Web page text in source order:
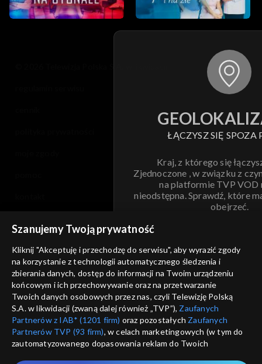
ŁĄCZYSZ SIĘ SPOZA
Kraj, z którego się
Zjednoczone , w związku z
na platformie TVP VOD
nieodstępna. Sprawdź, które
obejrzeć.
ANULUJ
informacje o dostawcy usług
Szanujemy Twoją prywatność
Kliknij "Akceptuję i przechodzę do serwisu", aby wyrazić zgody
na korzystanie z technologii automatycznego śledzenia i
zbierania danych, dostęp do informacji na Twoim urządzeniu
końcowym i ich przechowywanie oraz na przetwarzanie
Twoich danych osobowych przez nas, czyli Telewizję Polską
S.A. w likwidacji (zwaną dalej również „TVP”), Zaufanych
Partnerów z IAB* (1201 firm) oraz pozostałych Zaufanych
Partnerów TVP (93 firm), w celach marketingowych (w tym do
zautomatyzowanego dopasowania reklam do Twoich